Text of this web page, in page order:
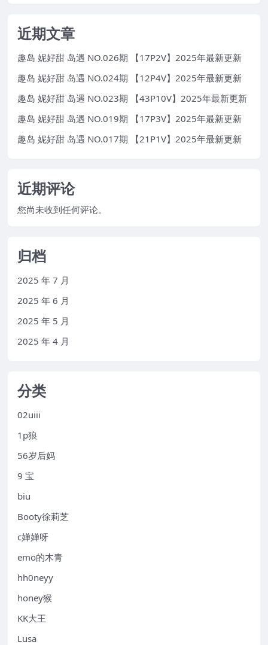
近期文章
趣岛 妮好甜 岛遇 NO.026期 【17P2V】2025年最新更新
趣岛 妮好甜 岛遇 NO.024期 【12P4V】2025年最新更新
趣岛 妮好甜 岛遇 NO.023期 【43P10V】2025年最新更新
趣岛 妮好甜 岛遇 NO.019期 【17P3V】2025年最新更新
趣岛 妮好甜 岛遇 NO.017期 【21P1V】2025年最新更新
近期评论
您尚未收到任何评论。
归档
2025 年 7 月
2025 年 6 月
2025 年 5 月
2025 年 4 月
分类
02uiii
1p狼
56岁后妈
9 宝
biu
Booty徐莉芝
c婵婵呀
emo的木青
hh0neyy
honey猴
KK大王
Lusa